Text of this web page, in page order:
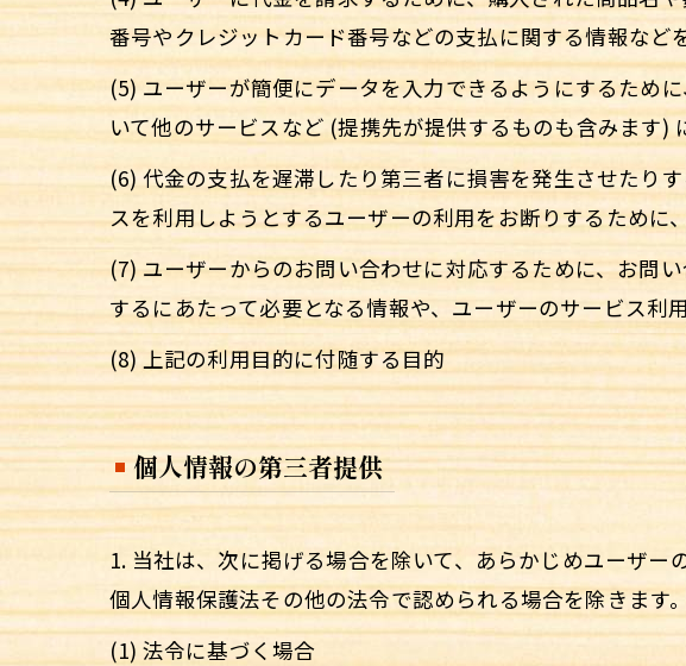
番号やクレジットカード番号などの支払に関する情報など
(5) ユーザーが簡便にデータを入力できるようにするため
いて他のサービスなど (提携先が提供するものも含みます)
(6) 代金の支払を遅滞したり第三者に損害を発生させたり
スを利用しようとするユーザーの利用をお断りするため
(7) ユーザーからのお問い合わせに対応するために、お問
するにあたって必要となる情報や、ユーザーのサービス利
(8) 上記の利用目的に付随する目的
個人情報の第三者提供
1. 当社は、次に掲げる場合を除いて、あらかじめユーザー
個人情報保護法その他の法令で認められる場合を除きます。
(1) 法令に基づく場合